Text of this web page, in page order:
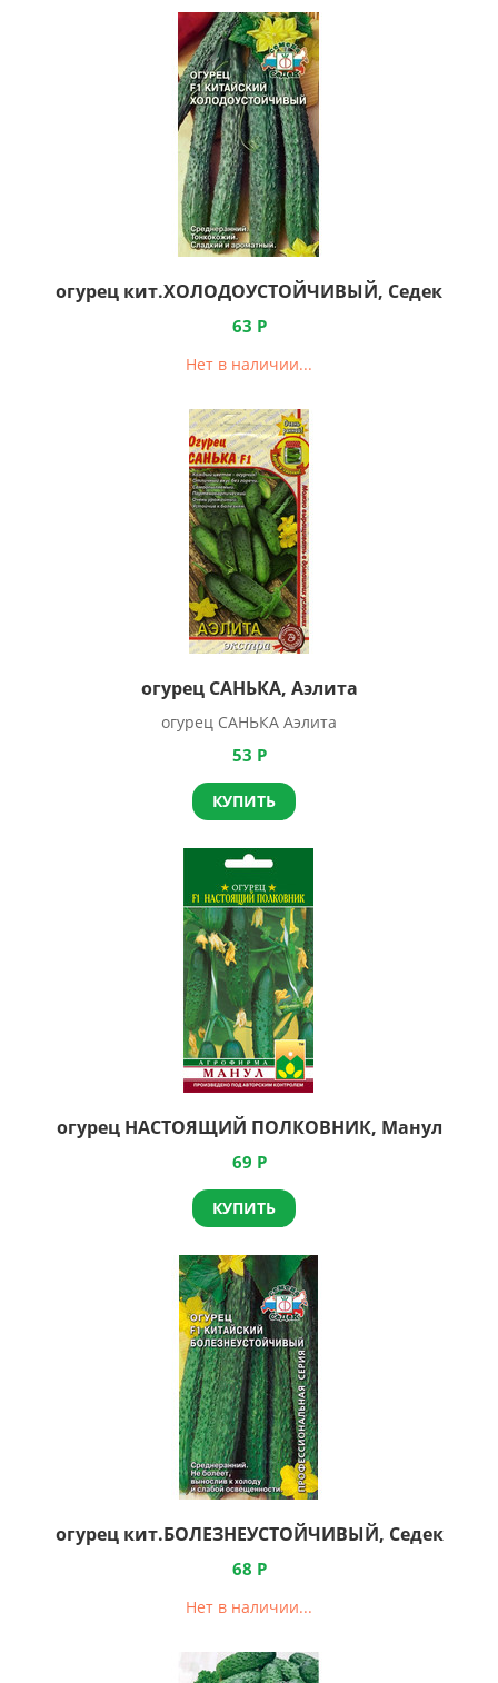
огурец кит.ХОЛОДОУСТОЙЧИВЫЙ, Седек
63 Р
Нет в наличии...
огурец САНЬКА, Аэлита
огурец САНЬКА Аэлита
53 Р
КУПИТЬ
огурец НАСТОЯЩИЙ ПОЛКОВНИК, Манул
69 Р
КУПИТЬ
огурец кит.БОЛЕЗНЕУСТОЙЧИВЫЙ, Седек
68 Р
Нет в наличии...